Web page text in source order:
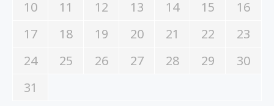
10
11 12 13 14 15
16
17
18 19 20 21 22
23
24
25 26 27 28 29
30
31